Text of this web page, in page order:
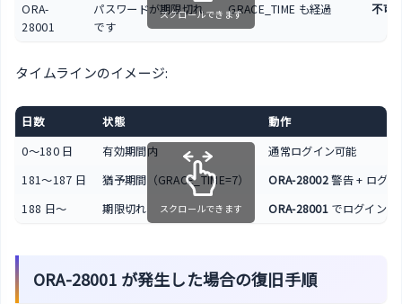
ORA-
28001
パスワードが期限切れ
です
GRACE_TIME も経過 不可
スクロールできます
タイムラインのイメージ:
日数 状態
動作
0〜180 日
有効期間内
通常ログイン可能
181〜187 日
猶予期間（GRACE_TIME=7） ORA-28002警告 + ログ
188 日〜
期限切れ ORA-28001 でログイン不
スクロールできます
ORA-28001 が発生した場合の復旧手順